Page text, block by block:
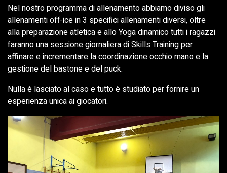
Nel nostro programma di allenamento abbiamo diviso gli
allenamenti off-ice in 3 specifici allenamenti diversi, oltre
alla preparazione atletica e allo Yoga dinamico tutti i ragazzi
faranno una sessione giornaliera di Skills Training per
affinare e incrementare la coordinazione occhio mano e la
gestione del bastone e del puck.
Nulla è lasciato al caso e tutto è studiato per fornire un
esperienza unica ai giocatori.